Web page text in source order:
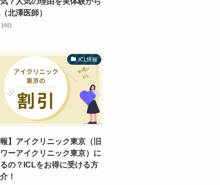
北澤医師）
日
ICL情報
報】アイクリニック東京（旧
ーアイクリニック東京）に
の？ICLをお得に受ける方
！